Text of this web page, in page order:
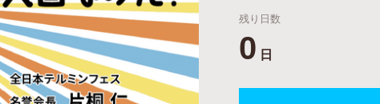
残り日数
0 日